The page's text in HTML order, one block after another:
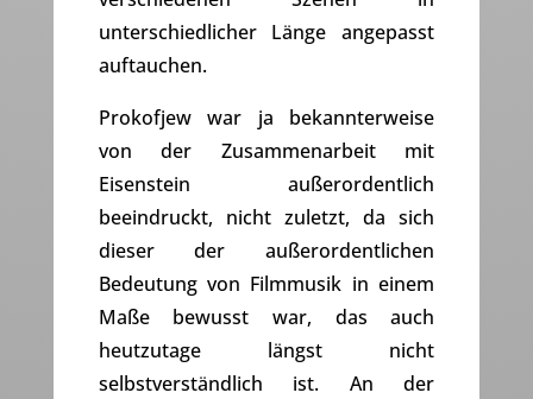
unterschiedlicher Länge angepasst
auftauchen.
Prokofjew war ja bekannterweise
von der Zusammenarbeit mit
Eisenstein außerordentlich
beeindruckt, nicht zuletzt, da sich
dieser der außerordentlichen
Bedeutung von Filmmusik in einem
Maße bewusst war, das auch
heutzutage längst nicht
selbstverständlich ist. An der